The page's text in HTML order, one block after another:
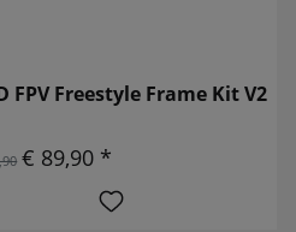
FPV Freestyle Frame Kit V2
€ 89,90 *